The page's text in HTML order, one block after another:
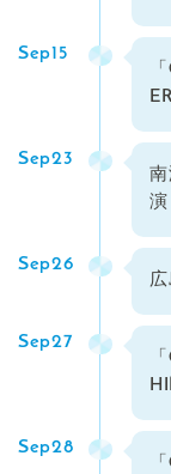
ER
Sep15
演
Sep23
広
Sep26
Sep27
Sep28